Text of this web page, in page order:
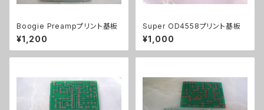
Boogie Preampプリント基板
¥1,200
Super OD4558プリント基板
¥1,000